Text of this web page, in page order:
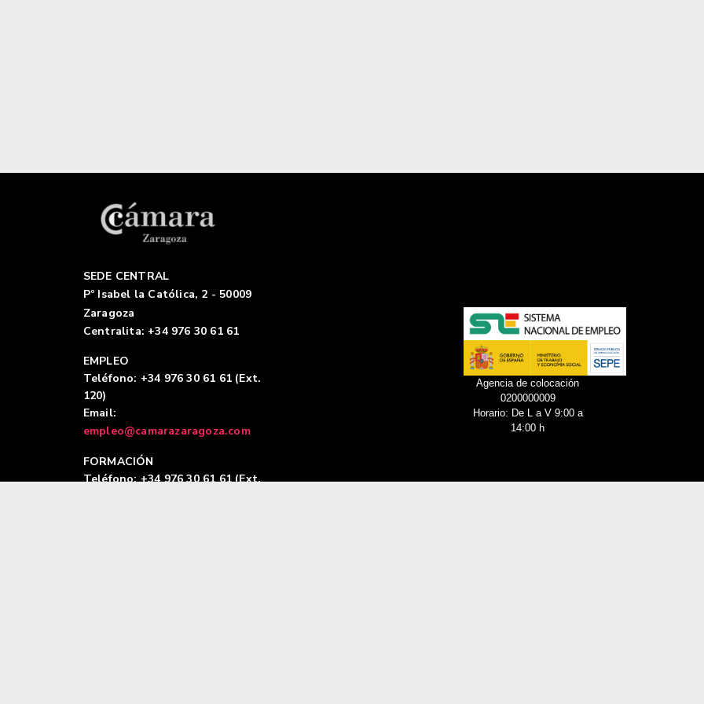
SEDE CENTRAL
Pº Isabel la Católica, 2 - 50009
Zaragoza
Centralita: +34 976 30 61 61
EMPLEO
Teléfono: +34 976 30 61 61 (Ext.
120)
Email:
empleo@camarazaragoza.com
FORMACIÓN
Teléfono: +34 976 30 61 61 (Ext.
Agencia de colocación
0200000009
Horario: De L a V 9:00 a
14:00 h